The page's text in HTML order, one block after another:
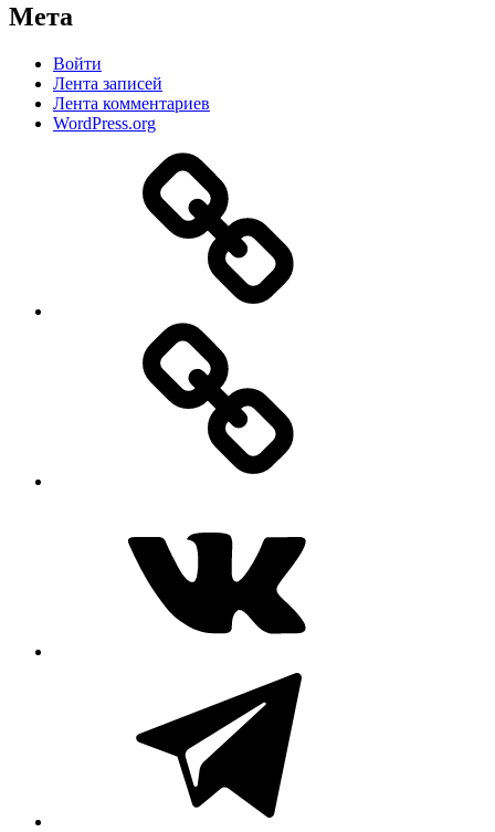
Мета
Войти
Лента записей
Лента комментариев
WordPress.org